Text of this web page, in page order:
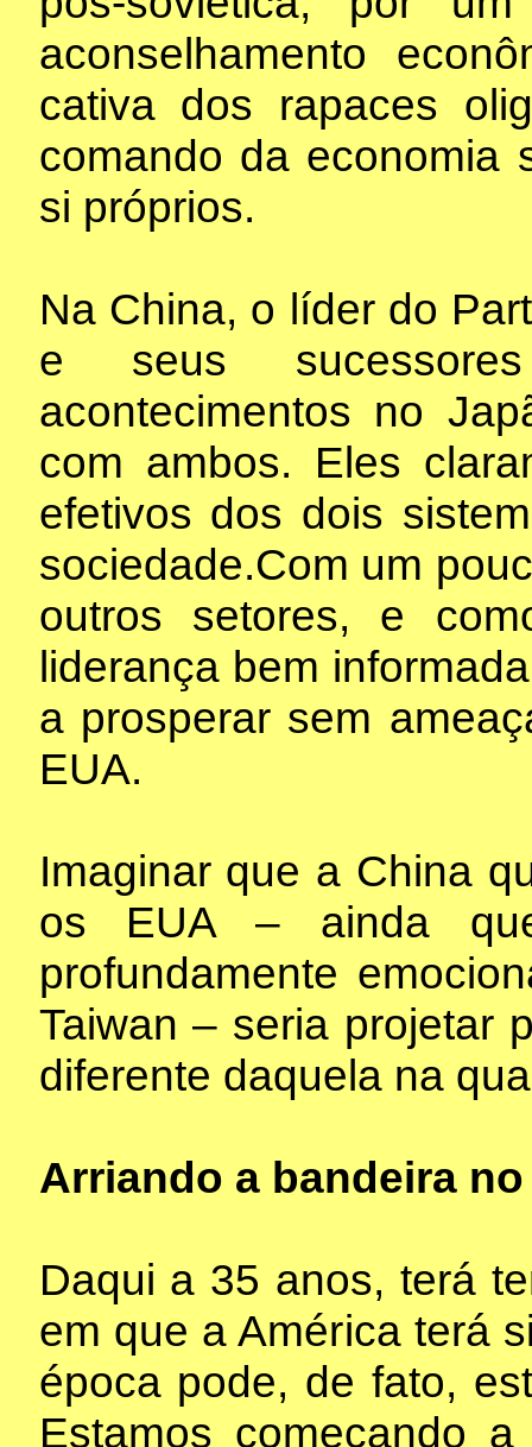
aconselhamento
cativa dos rapaces
comando da economia
si próprios.
Na China, o líder do
e seus
acontecimentos no
com ambos. Eles
efetivos dos dois
sociedade.Com um
outros setores, e
liderança bem
a prosperar sem
EUA.
Imaginar que a China
os EUA – ainda
profundamente
Taiwan – seria projetar
diferente daquela na
Arriando a bandeira
Daqui a 35 anos, terá
em que a América terá
época pode, de fato,
Estamos começando